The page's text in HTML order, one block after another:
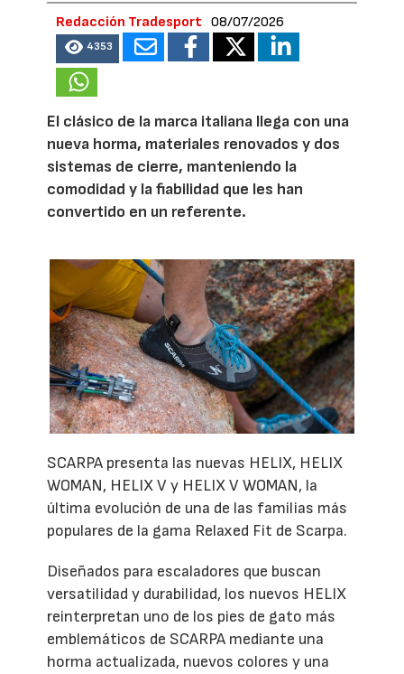
Redacción Tradesport 08/07/2026
4353
El clásico de la marca italiana llega con una
nueva horma, materiales renovados y dos
sistemas de cierre, manteniendo la
comodidad y la fiabilidad que les han
convertido en un referente.
SCARPA presenta las nuevas HELIX, HELIX
WOMAN, HELIX V y HELIX V WOMAN, la
última evolución de una de las familias más
populares de la gama Relaxed Fit de Scarpa.
Diseñados para escaladores que buscan
versatilidad y durabilidad, los nuevos HELIX
reinterpretan uno de los pies de gato más
emblemáticos de SCARPA mediante una
horma actualizada, nuevos colores y una